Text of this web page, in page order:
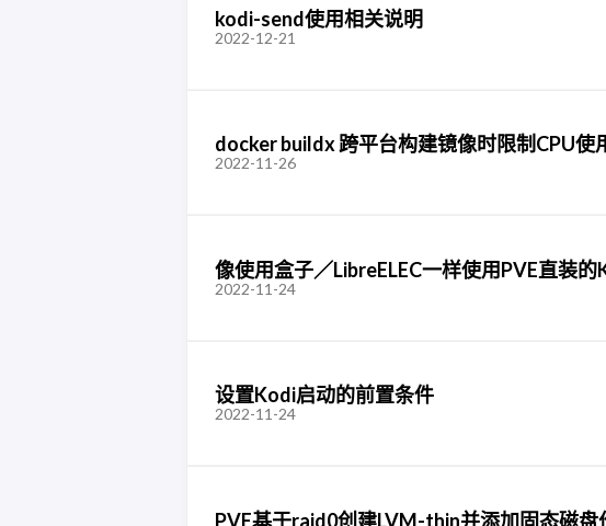
kodi-send使用相关说明
2022-12-21
docker buildx 跨平台构建镜像时限制CPU使
2022-11-26
像使用盒子／LibreELEC一样使用PVE直装
2022-11-24
设置Kodi启动的前置条件
2022-11-24
PVE基于raid0创建LVM-thin并添加固态磁盘